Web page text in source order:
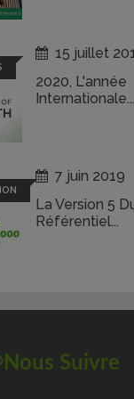
15 juillet
2020, L'année
Internationale...
7 juin 2019
La Version 5
Référentiel...
Nous Suivre